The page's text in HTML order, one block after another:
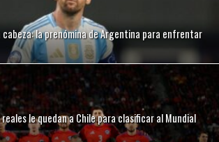
cabeza: la prenómina de Argentina para enfrentar
le quedan a Chile para clasificar al Mundial